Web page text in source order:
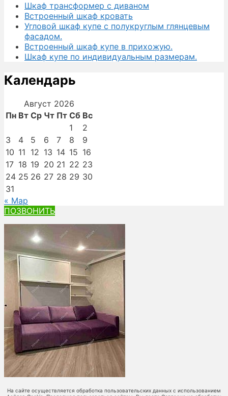
Шкаф трансформер с диваном
Встроенный шкаф кровать
Угловой шкаф купе с полукруглым глянцевым
фасадом.
Встроенный шкаф купе в прихожую.
Шкаф купе по индивидуальным размерам.
Календарь
Август 2026
Пн Вт Ср Чт Пт Сб Вс
1
2
3
4 5 6 7 8
9
10 11 12 13 14 15 16
17 18 19 20 21 22 23
24 25 26 27 28 29 30
31
« Мар
ПОЗВОНИТЬ
На сайте осуществляется обработка пользовательских данных с использованием